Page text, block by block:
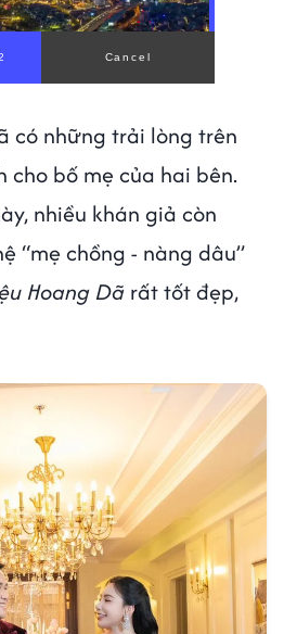
có những trải lòng trên
cho bố mẹ của hai bên.
nhiều khán giả còn
“mẹ chồng - nàng dâu”
Hoang Dã rất tốt đẹp,